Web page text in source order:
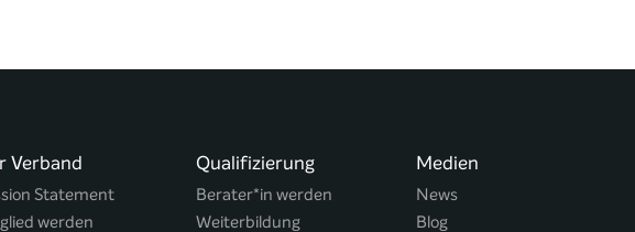
Verband
Statement
werden
Qualifizierung
Berater*in werden
Weiterbildung
Medien
News
Blog